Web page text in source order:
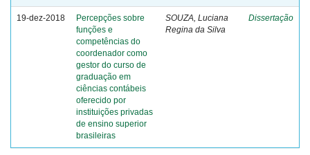
19-dez-2018
Percepções sobre
funções e
competências do
coordenador como
gestor do curso de
graduação em
ciências contábeis
oferecido por
instituições privadas
de ensino superior
brasileiras
SOUZA, Luciana
Regina da Silva
Dissertação